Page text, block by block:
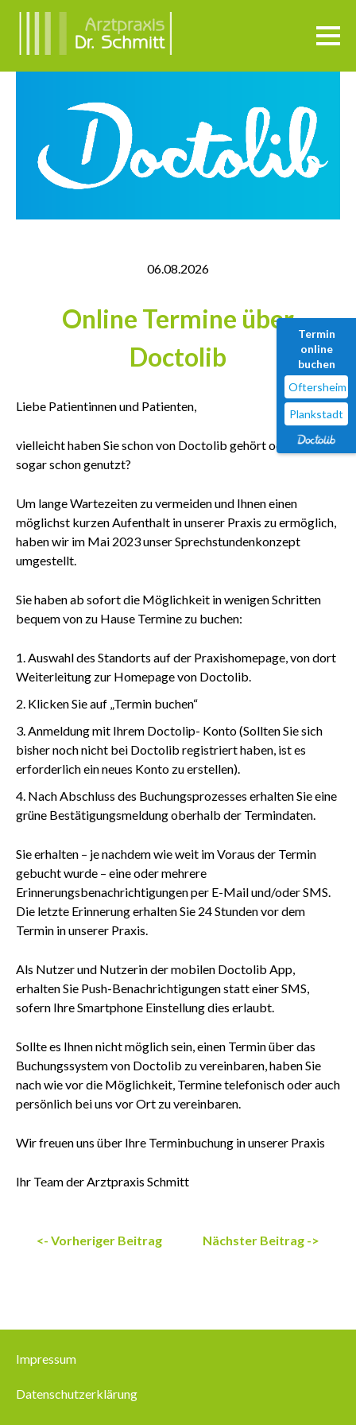
06.08.2026
Online Termine über
Doctolib
Liebe Patientinnen und Patienten,
vielleicht haben Sie schon von Doctolib gehört oder es
sogar schon genutzt?
Um lange Wartezeiten zu vermeiden und Ihnen einen
möglichst kurzen Aufenthalt in unserer Praxis zu ermöglich,
haben wir im Mai 2023 unser Sprechstundenkonzept
umgestellt.
Sie haben ab sofort die Möglichkeit in wenigen Schritten
bequem von zu Hause Termine zu buchen:
Auswahl des Standorts auf der Praxishomepage, von dort
Weiterleitung zur Homepage von Doctolib.
Klicken Sie auf „Termin buchen“
Anmeldung mit Ihrem Doctolip- Konto (Sollten Sie sich
bisher noch nicht bei Doctolib registriert haben, ist es
erforderlich ein neues Konto zu erstellen).
Nach Abschluss des Buchungsprozesses erhalten Sie eine
grüne Bestätigungsmeldung oberhalb der Termindaten.
Sie erhalten – je nachdem wie weit im Voraus der Termin
gebucht wurde – eine oder mehrere
Erinnerungsbenachrichtigungen per E-Mail und/oder SMS.
Die letzte Erinnerung erhalten Sie 24 Stunden vor dem
Termin in unserer Praxis.
Als Nutzer und Nutzerin der mobilen Doctolib App,
erhalten Sie Push-Benachrichtigungen statt einer SMS,
sofern Ihre Smartphone Einstellung dies erlaubt.
Sollte es Ihnen nicht möglich sein, einen Termin über das
Buchungssystem von Doctolib zu vereinbaren, haben Sie
nach wie vor die Möglichkeit, Termine telefonisch oder auch
persönlich bei uns vor Ort zu vereinbaren.
Wir freuen uns über Ihre Terminbuchung in unserer Praxis
Ihr Team der Arztpraxis Schmitt
<- Vorheriger Beitrag Nächster Beitrag ->
Impressum
Datenschutzerklärung
Termin
online
buchen
Oftersheim
Plankstadt